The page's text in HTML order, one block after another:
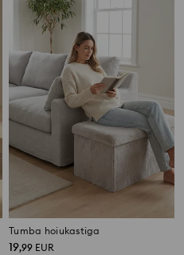
Tumba hoiukastiga
19,99 EUR